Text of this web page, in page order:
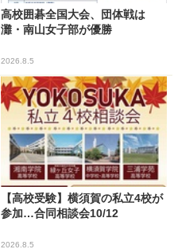
高校囲碁全国大会、団体戦は
灘・南山女子部が優勝
2026.8.5
【高校受験】横須賀の私立4校が
参加…合同相談会10/12
2026.8.5